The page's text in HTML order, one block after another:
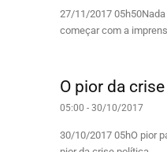
27/11/2017
começar com a
O pior da
05:00 - 30/10/2017
30/10/2017 05hO pior